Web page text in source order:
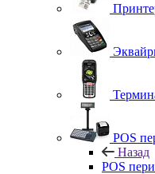
POS
Назад
POS